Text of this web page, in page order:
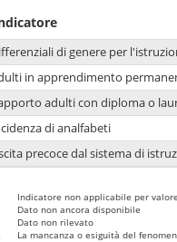
di genere per
in apprendimento
adulti con diploma o
di analfabeti
precoce dal sistema di
Indicatore non applicabile per
Dato non ancora disponibile
Dato non rilevato
La mancanza o esiguità del